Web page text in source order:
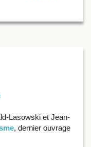
Lasowski et Jean-
, dernier ouvrage